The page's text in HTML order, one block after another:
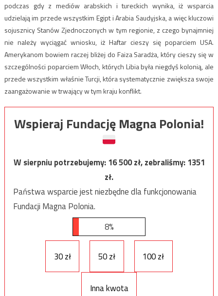
podczas gdy z mediów arabskich i tureckich wynika, iż wsparcia
udzielają im przede wszystkim Egipt i Arabia Saudyjska, a więc kluczowi
sojusznicy Stanów Zjednoczonych w tym regionie, z czego bynajmniej
nie należy wyciągać wniosku, iż Haftar cieszy się poparciem USA.
Amerykanom bowiem raczej bliżej do Faiza Saradża, który cieszy się w
szczególności poparciem Włoch, których Libia była niegdyś kolonią, ale
przede wszystkim właśnie Turcji, która systematycznie zwiększa swoje
zaangażowanie w trwający w tym kraju konflikt.
Wspieraj Fundację Magna Polonia!
W sierpniu potrzebujemy:16 500zł, zebraliśmy:1351
zł.
Państwa wsparcie jest niezbędne dla funkcjonowania
Fundacji Magna Polonia.
8%
30 zł 50 zł 100 zł
Inna kwota